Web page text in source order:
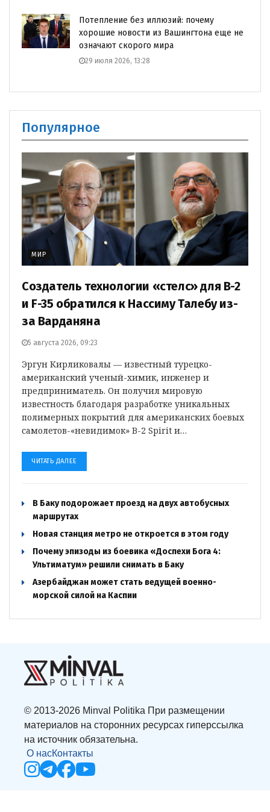
Потепление без иллюзий: почему
хорошие новости из Вашингтона еще не
означают скорого мира
29 июля 2026, 13:28
Популярное
МИР
Создатель технологии «стелс» для B-2
и F-35 обратился к Нассиму Талебу из-
за Варданяна
5 августа 2026, 09:23
Эргун Кирликовалы — известный турецко-
американский ученый-химик, инженер и
предприниматель. Он получил мировую
известность благодаря разработке уникальных
полимерных покрытий для американских боевых
самолетов-«невидимок» B-2 Spirit и…
ЧИТАТЬ ДАЛЕЕ
В Баку подорожает проезд на двух автобусных
маршрутах
Новая станция метро не откроется в этом году
Почему эпизоды из боевика «Доспехи Бога 4:
Ультиматум» решили снимать в Баку
Азербайджан может стать ведущей военно-
морской силой на Каспии
© 2013-2026 Minval Politika При размещении
материалов на сторонних ресурсах гиперссылка
на источник обязательна.
О насКонтакты